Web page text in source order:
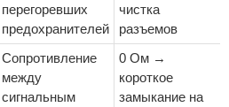
перегоревших
предохранителей
чистка
разъемов
Сопротивление
между
сигнальным
0 Ом →
короткое
замыкание на